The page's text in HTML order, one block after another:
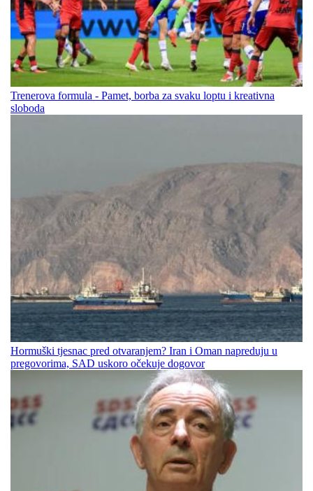
Trenerova formula - Pamet, borba za svaku loptu i kreativna
sloboda
Hormuški tjesnac pred otvaranjem? Iran i Oman napreduju u
pregovorima, SAD uskoro očekuje dogovor